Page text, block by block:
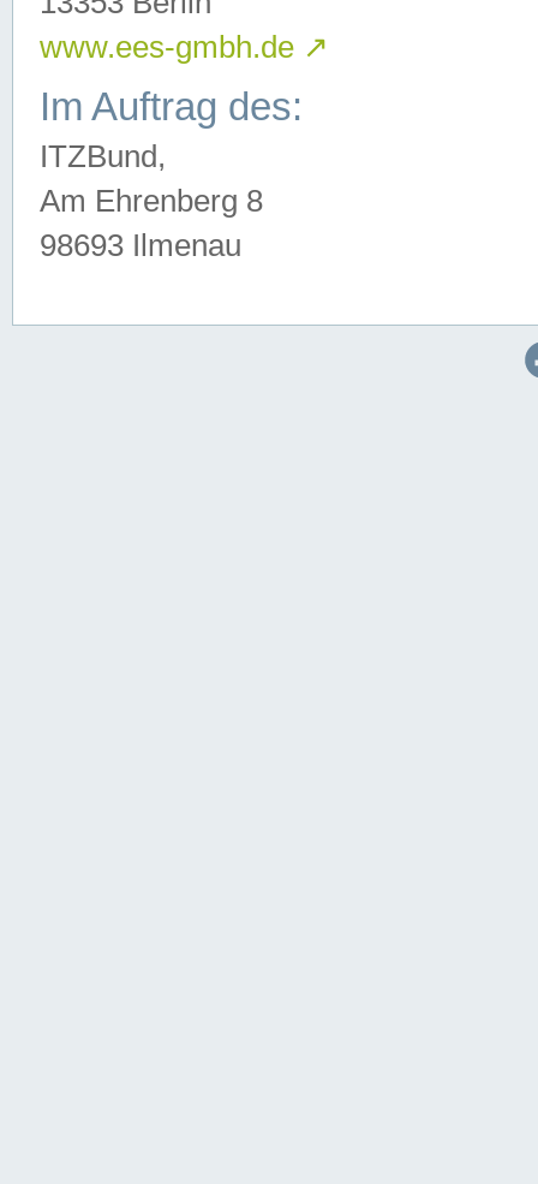
www.ees-gmbh.de ↗
Im Auftrag des:
ITZBund,
Am Ehrenberg 8
98693 Ilmenau